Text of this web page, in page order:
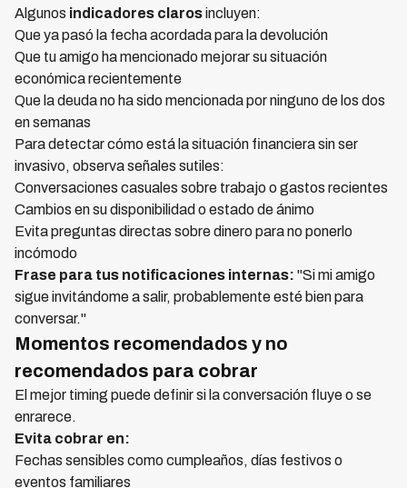
Algunos indicadores clarosincluyen:
Que ya pasó la fecha acordada para la devolución
Que tu amigo ha mencionado mejorar su situación
económica recientemente
Que la deuda no ha sido mencionada por ninguno de los dos
en semanas
Para detectar cómo está la situación financiera sin ser
invasivo, observa señales sutiles:
Conversaciones casuales sobre trabajo o gastos recientes
Cambios en su disponibilidad o estado de ánimo
Evita preguntas directas sobre dinero para no ponerlo
incómodo
Frase para tus notificaciones internas: "Si mi amigo
sigue invitándome a salir, probablemente esté bien para
conversar."
Momentos recomendados y no
recomendados para cobrar
El mejor timing puede definir si la conversación fluye o se
enrarece.
Evita cobrar en:
Fechas sensibles como cumpleaños, días festivos o
eventos familiares